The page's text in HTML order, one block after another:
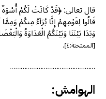
قال تعالى: ﴿قَدْ كَانَتْ لَكُمْ
قَالُوا لِقَوْمِهِمْ إِنَّا بُرَآءُ مِنكُمْ
وَبَدَا بَيْنَنَا وَبَيْنَكُمُ الْعَدَاوَةُ
[الممتحنة:٤] .
…………………………………………
الهوامش: